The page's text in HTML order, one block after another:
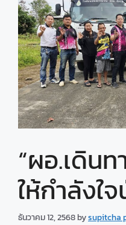
“ผอ.เดินท
ให้กำลังใ
ธันวาคม 12, 2568bysupitcha